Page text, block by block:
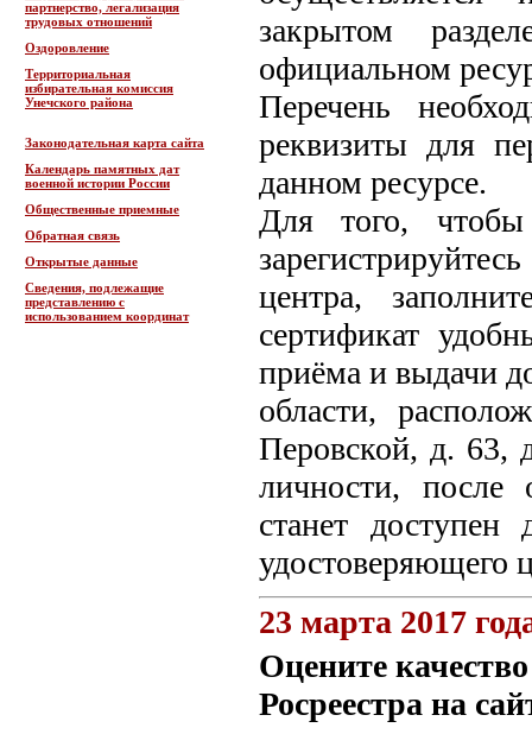
партнерство, легализация
трудовых отношений
Оздоровление
Территориальная
избирательная комиссия
Унечского района
Законодательная карта сайта
Календарь памятных дат
военной истории России
Общественные приемные
Обратная связь
Открытые данные
Сведения, подлежащие
представлению с
использованием координат
закрытом
официальном
Перечень
реквизиты для
данном ресурсе.
Для того,
центра,
сертификат
приёма и выдачи
области,
Перовской, д. 63,
личности, после
станет доступен
удостоверяющего
23 марта 2017
Оцените
Росреестра на